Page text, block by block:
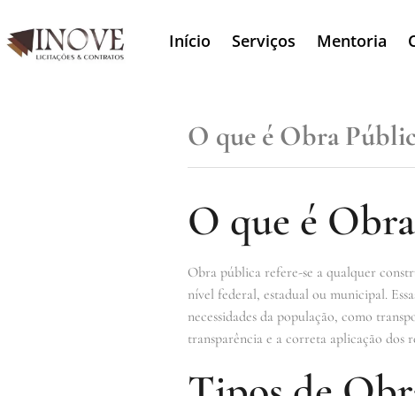
Início Serviços Mentoria
O que é Obra
O que é
Obra pública refere-se a qualquer
nível federal, estadual ou municipal.
necessidades da população, como
transparência e a correta aplicação dos